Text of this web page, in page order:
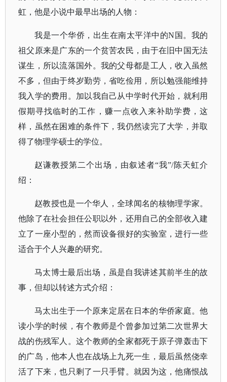
虹，他是小说中最早出场的人物：
我是一个华侨，出生在南太平洋中的N国。我的
祖父原来是广东的一个贫苦农民，由于在旧中国无法
谋生，所以流落国外。我的父母都是工人，收入虽然
不多，但由于终岁勤劳，省吃俭用，所以勉强能维持
我入学的费用。加以我自己从中学时代开始，就利用
假期寻找临时的工作，赚一点收入来补助学费，这
样，虽然在困难的条件下，我仍然读完了大学，并取
得了物理学硕士的学位。
赵谦教授第二个出场，由叙述者“我”/陈天虹介
绍：
赵教授也是一个华人，全球闻名的核物理学家。
他除了在社会担任公职以外，还用自己的全部收入建
立了一座小型的，然而设备很好的实验室，进行一些
适合于个人兴趣的研究。
马太博士最后出场，虽是自我讲述其前半生的故
事，但却以转述方式介绍：
马太出生于一个原来定居在日本的华侨家庭。他
读小学的时候，有个教师是个曾参加过第二次世界大
战的伤残军人。这个教师的全家都死于原子弹轰击下
的广岛，他本人也在战场上九死一生，最后虽然侥幸
活了下来，也只剩了一只手臂。就因为这，他痛恨战